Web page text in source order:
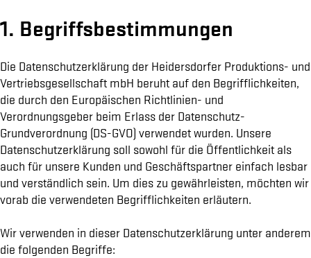
1. Begriffsbestimmungen
Die Datenschutzerklärung der Heidersdorfer Produktions- und
Vertriebsgesellschaft mbH beruht auf den Begrifflichkeiten,
die durch den Europäischen Richtlinien- und
Verordnungsgeber beim Erlass der Datenschutz-
Grundverordnung (DS-GVO) verwendet wurden. Unsere
Datenschutzerklärung soll sowohl für die Öffentlichkeit als
auch für unsere Kunden und Geschäftspartner einfach lesbar
und verständlich sein. Um dies zu gewährleisten, möchten wir
vorab die verwendeten Begrifflichkeiten erläutern.
Wir verwenden in dieser Datenschutzerklärung unter anderem
die folgenden Begriffe: